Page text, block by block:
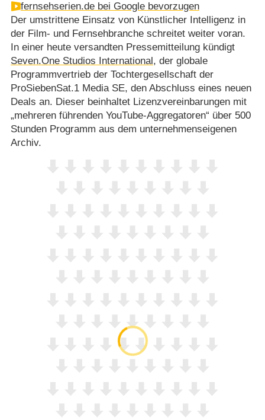
fernsehserien.de bei Google bevorzugen
Der umstrittene Einsatz von Künstlicher Intelligenz in
der Film- und Fernsehbranche schreitet weiter voran.
In einer heute versandten Pressemitteilung kündigt
Seven.One Studios International , der globale
Programmvertrieb der Tochtergesellschaft der
ProSiebenSat.1 Media SE, den Abschluss eines neuen
Deals an. Dieser beinhaltet Lizenzvereinbarungen mit
„mehreren führenden YouTube-Aggregatoren“ über 500
Stunden Programm aus dem unternehmenseigenen
Archiv.